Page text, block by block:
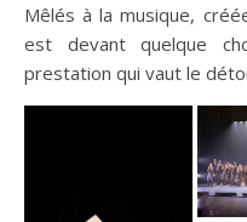
Mêlés à la musique,
est devant quelque
prestation qui vaut le